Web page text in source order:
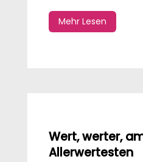
Mehr Lesen
Wert, werter,
Allerwertesten